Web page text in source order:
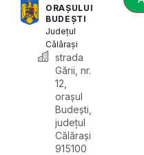
ORAȘULUI
BUDEȘTI
Județul
Călărași
strada
Gării, nr.
12,
orașul
Budești,
județul
Călărași
915100